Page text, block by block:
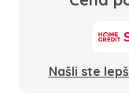
Našli ste